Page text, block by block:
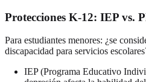
Protecciones K-12: IEP vs.
Para estudiantes menores: ¿se
discapacidad para servicios
IEP (Programa Educativo